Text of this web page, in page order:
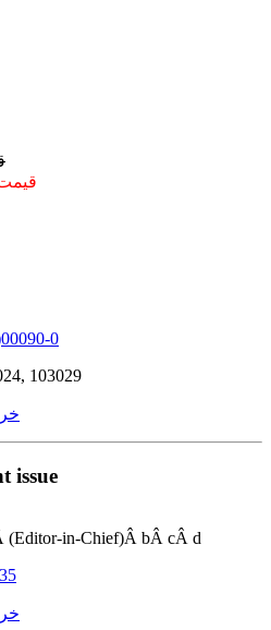
قیمت ویژه
0
103029
issue
(Editor-in-Chief)Â bÂ cÂ d